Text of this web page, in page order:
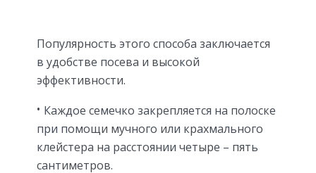
Популярность этого способа заключается
в удобстве посева и высокой
эффективности.
Каждое семечко закрепляется на полоске
при помощи мучного или крахмального
клейстера на расстоянии четыре – пять
сантиметров.